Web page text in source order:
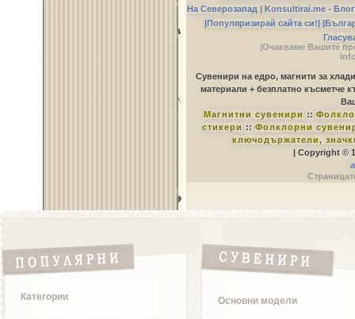
На Северозапад | Konsultirai.me -
|Популяризирай сайта си!|
|Очакваме Вашите
Сувенири на едро, магнити за
материали + безплатно късметче
Магнитни сувенири ::
стикери :: Фолклорни
ключодържатели,
| Copyright ©
Категории Основни модели